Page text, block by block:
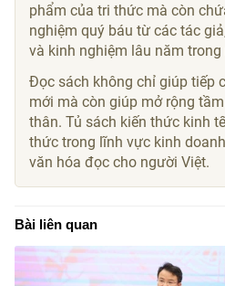
phẩm của tri thức mà còn
nghiệm quý báu từ các tác
và kinh nghiệm lâu năm trong
Đọc sách không chỉ giúp tiếp
mới mà còn giúp mở rộng
thân. Tủ sách kiến thức kinh
thức trong lĩnh vực kinh
văn hóa đọc cho người Việt.
Bài liên quan